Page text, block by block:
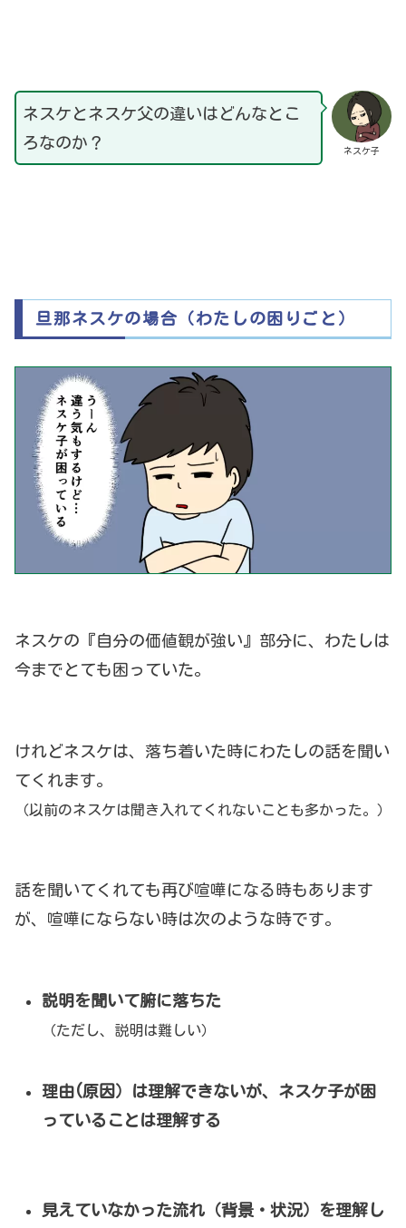
ネスケ子
ネスケとネスケ父の違いはどんなとこ
ろなのか？
旦那ネスケの場合（わたしの困りごと）
ネスケの『自分の価値観が強い』部分に、わたしは
今までとても困っていた。
けれどネスケは、落ち着いた時にわたしの話を聞い
てくれます。
（以前のネスケは聞き入れてくれないことも多かった。）
話を聞いてくれても再び喧嘩になる時もあります
が、喧嘩にならない時は次のような時です。
説明を聞いて腑に落ちた
（ただし、説明は難しい）
理由(原因）は理解できないが、ネスケ子が困
っていることは理解する
見えていなかった流れ（背景・状況）を理解し